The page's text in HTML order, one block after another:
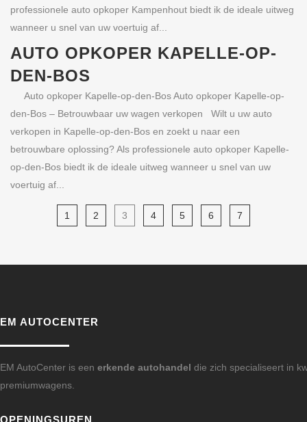
professionele auto opkoper Kampenhout biedt ik de ideale uitweg
wanneer u snel van uw voertuig af...
AUTO OPKOPER KAPELLE-OP-
DEN-BOS
Auto opkoper Kapelle-op-den-Bos Auto opkoper Kapelle-op-
den-Bos – Betrouwbaar uw wagen verkopen Wilt u uw auto
verkopen in Kapelle-op-den-Bos en zoekt u naar een
betrouwbare oplossing? Als professionele auto opkoper Kapelle-
op-den-Bos biedt ik de ideale uitweg wanneer u snel van uw
voertuig af...
1 2 3 4 5 6 7
EM AUTOCENTER
EM AutoCenter is een erkende autohandel die zich specialiseert in
premiumwagens.
OPENINGSUREN